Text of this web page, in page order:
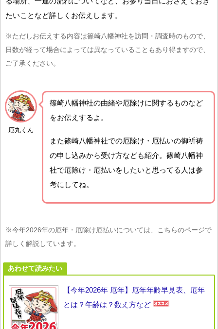
たいことなど詳しくお伝えします。
※ただしお伝えする内容は篠崎八幡神社を訪問・調査時のもので、
日数が経って場合によっては異なっていることもあり得ますので、
ご了承ください。
厄丸くん
篠崎八幡神社の由緒や厄除けに関するものなど
をお伝えするよ。
また篠崎八幡神社での厄除け・厄払いの御祈祷
の申し込みから受け方なども紹介。篠崎八幡神
社で厄除け・厄払いをしたいと思ってる人は参
考にしてね。
※今年2026年の厄年・厄除け厄払いについては、こちらのページで
詳しく解説しています。
あわせて読みたい
【今年2026年 厄年】厄年年齢早見表、厄年
とは？年齢は？数え方など